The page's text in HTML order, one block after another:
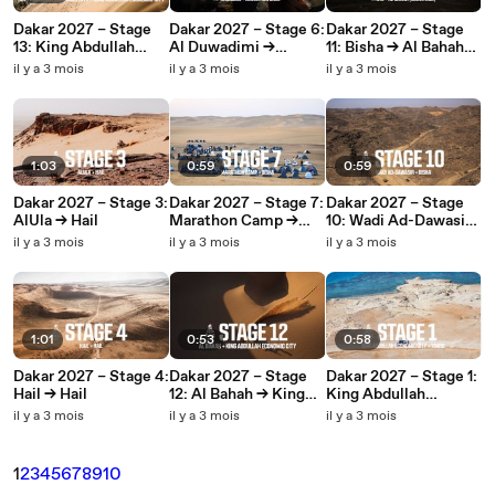
Dakar 2027 – Stage
13: King Abdullah
Economic City →
Economic City
il y a 3 mois
1:03
Dakar 2027 – Stage 3:
AlUla → Hail
il y a 3 mois
1:01
Dakar 2027 – Stage 4:
Hail → Hail
il y a 3 mois
Dakar 2027 – Stage 6:
Al Duwadimi →
Marathon Camp
il y a 3 mois
0:59
Dakar 2027 – Stage 7:
Marathon Camp →
Bisha
il y a 3 mois
0:53
Dakar 2027 – Stage
12: Al Bahah → King
Abdullah Economic
il y a 3 mois
Dakar 2027 – Stage
11: Bisha → Al Bahah
(Marathon)
il y a 3 mois
0:59
Dakar 2027 – Stage
10: Wadi Ad-Dawasir
→ Bisha
il y a 3 mois
0:58
Dakar 2027 – Stage 1:
King Abdullah
Economic City →
il y a 3 mois
12345678910